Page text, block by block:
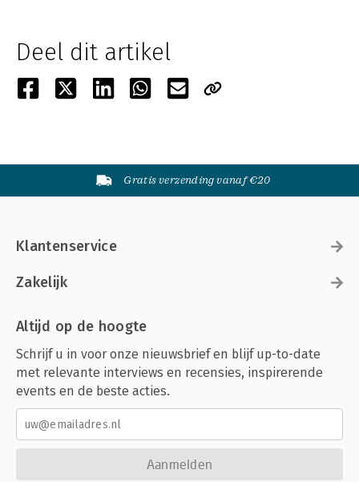
Deel dit artikel
Gratis verzending vanaf €20
Klantenservice
Zakelijk
Altijd op de hoogte
Schrijf u in voor onze nieuwsbrief en blijf up-to-date
met relevante interviews en recensies, inspirerende
events en de beste acties.
Aanmelden